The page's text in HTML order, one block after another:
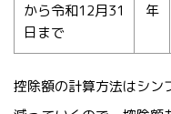
から令和12月31
日まで
年
控除額の計算方法はシン